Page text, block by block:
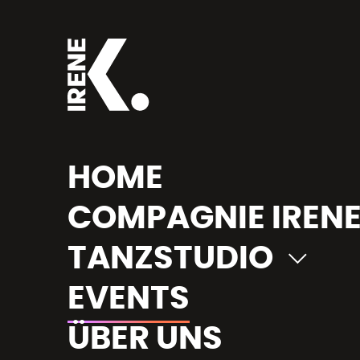
Bitte wählen:
HOME
COMPAGNIE
TANZSTUDIO
EVENTS
ÜBER UNS